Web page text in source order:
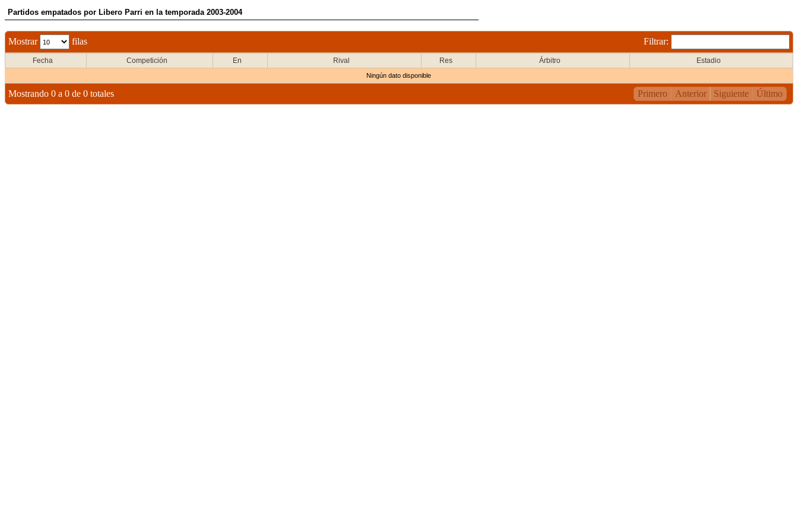
Partidos empatados por Libero Parri en la temporada 2003-2004
Mostrar filas Filtrar:
Fecha Competición En Rival Res Árbitro Estadio
Ningún dato disponible
Mostrando 0 a 0 de 0 totales Primero Anterior Siguiente Último